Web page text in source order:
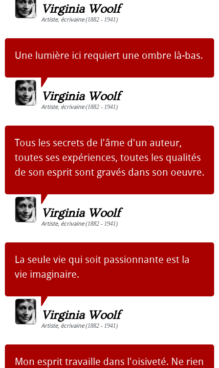
Virginia Woolf
Artiste, écrivaine(1882 - 1941)
Une lumière ici requiert une ombre là-bas.
Virginia Woolf
Artiste, écrivaine(1882 - 1941)
Tous les secrets de l'âme d'un auteur,
toutes ses expériences, toutes les qualités
de son esprit sont gravés dans son oeuvre.
Virginia Woolf
Artiste, écrivaine(1882 - 1941)
La seule vie qui soit passionnante est la
vie imaginaire.
Virginia Woolf
Artiste, écrivaine(1882 - 1941)
Mon esprit travaille dans l'oisiveté. Ne rien